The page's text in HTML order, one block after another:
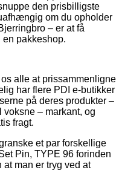
den prisbilligste
om du opholder
– er at få
en pakkeshop.
alle at prissammenligne
har flere PDI e-butikker
på deres produkter –
– markant, og
fragt.
et par forskellige
Pin, TYPE 96 forinden
man er tryg ved at